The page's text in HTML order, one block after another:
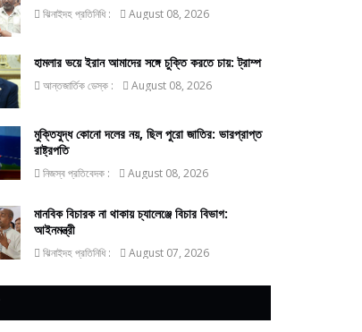
ঝিনাইদহ প্রতিনিধি : August 08, 2026
হামলার ভয়ে ইরান আমাদের সঙ্গে চুক্তি করতে চায়: ট্রাম্প
আন্তজার্তিক ডেস্ক : August 08, 2026
মুক্তিযুদ্ধ কোনো দলের নয়, ছিল পুরো জাতির: ভারপ্রাপ্ত
রাষ্ট্রপতি
নিজস্ব প্রতিবেদক : August 08, 2026
মানবিক বিচারক না থাকায় চ্যালেঞ্জে বিচার বিভাগ:
আইনমন্ত্রী
ঝিনাইদহ প্রতিনিধি : August 07, 2026